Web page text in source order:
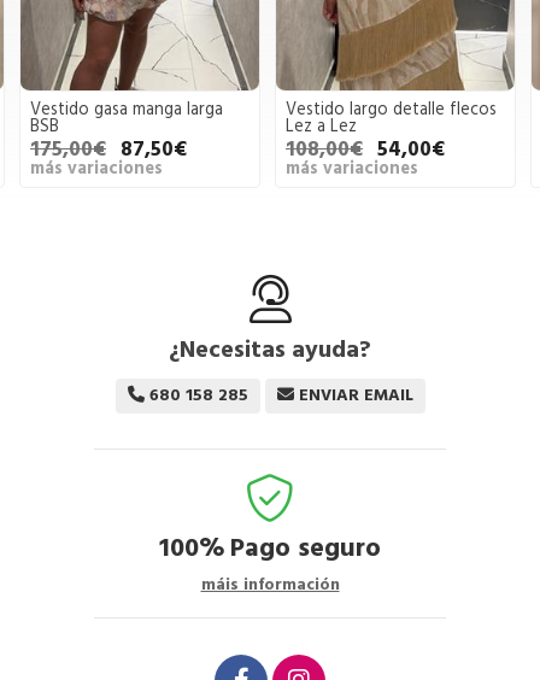
Vestido gasa manga larga
BSB
175,00€ 87,50€
más variaciones
Vestido largo detalle flecos
Lez a Lez
108,00€ 54,00€
más variaciones
¿Necesitas ayuda?
680 158 285 ENVIAR EMAIL
100%Pago seguro
máis información